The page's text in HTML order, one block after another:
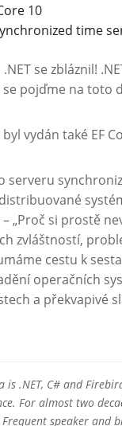
10
time
se zbláznil!
se pojďme na
byl vydán také EF
serveru
„Proč si prostě
zvláštností,
cestu k
operačních
a překvapivé
is .NET, C# and
For almost two
speaker and